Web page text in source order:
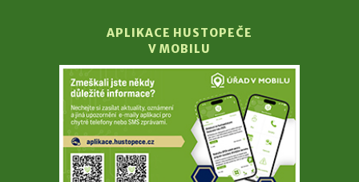
APLIKACE HUSTOPEČE
V MOBILU